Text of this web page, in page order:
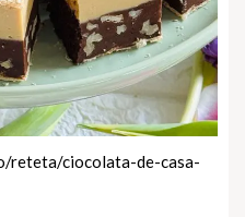
reteta/ciocolata-de-casa-